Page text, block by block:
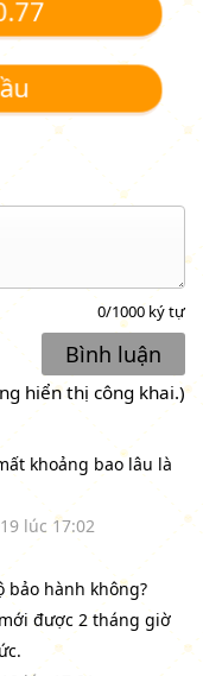
0/1000 ký tự
Bình luận
hiển thị công khai.)
khoảng bao lâu là
lúc 17:02
bảo hành không?
được 2 tháng giờ